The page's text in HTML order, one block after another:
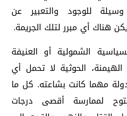
للوجود والتعبير عن
هناك أي مبرر لتلك الجريمة.
الشمولية أو العنيفة
الحوثية لا تحمل أي
مهما كانت بشاعته. كل ما
لممارسة أقصى درجات